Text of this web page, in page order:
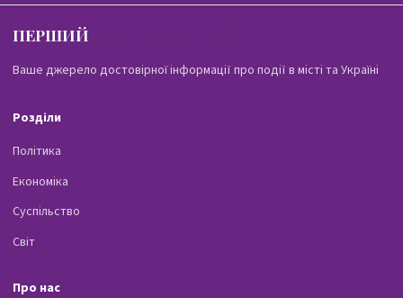
ПЕРШИЙ
Ваше джерело достовірної інформації про події в місті та Україні
Розділи
Політика
Економіка
Суспільство
Світ
Про нас